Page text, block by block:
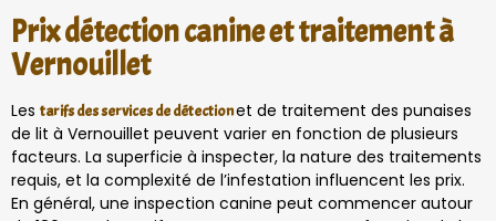
Prix détection canine et traitement à
Vernouillet
Les tarifs des services de détectionet de traitement des punaises
de lit à Vernouillet peuvent varier en fonction de plusieurs
facteurs. La superficie à inspecter, la nature des traitements
requis, et la complexité de l’infestation influencent les prix.
En général, une inspection canine peut commencer autour